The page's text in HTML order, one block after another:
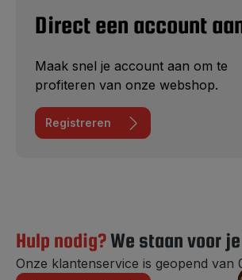
Direct een account
Maak snel je account aan om te
profiteren van onze webshop.
Registreren
Hulp nodig?We staan voor
Onze klantenservice is geopend van